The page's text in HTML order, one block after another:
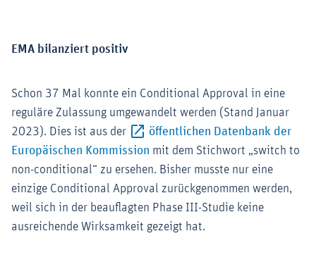
EMA bilanziert positiv
Schon 37 Mal konnte ein Conditional Approval in eine
reguläre Zulassung umgewandelt werden (Stand Januar
2023). Dies ist aus der
öffentlichen Datenbank der
Europäischen Kommission Externer-Link (Öffnet im neuen
mit dem Stichwort „switch to
non-conditional“ zu ersehen. Bisher musste nur eine
einzige Conditional Approval zurückgenommen werden,
weil sich in der beauflagten Phase III-Studie keine
ausreichende Wirksamkeit gezeigt hat.